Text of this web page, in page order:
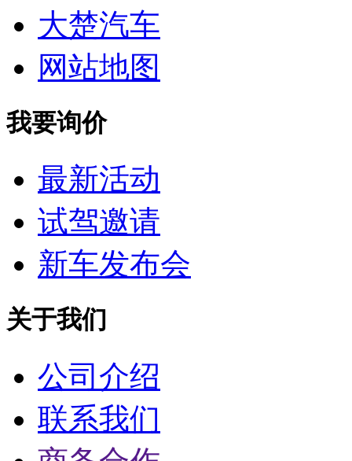
大楚汽车
网站地图
我要询价
最新活动
试驾邀请
新车发布会
关于我们
公司介绍
联系我们